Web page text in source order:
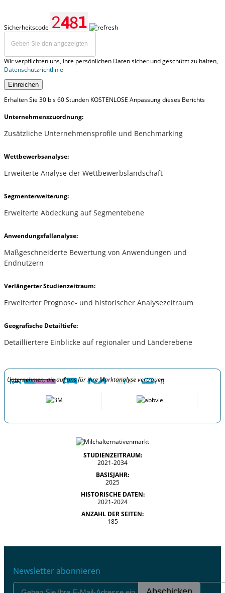
Sicherheitscode
Wir verpflichten uns, Ihre persönlichen Daten sicher und geschützt zu halten,
Datenschutzrichtlinie
Einreichen
Erhalten Sie 30 bis 60 Stunden KOSTENLOSE Anpassung dieses Berichts
Unternehmenszuordnung:
Zusätzliche Unternehmensprofile und Benchmarking
Wettbewerbsanalyse:
Erweiterte Analyse der Wettbewerbslandschaft
Segmenterweiterung:
Erweiterte Abdeckung auf Segmentebene
Anwendungsfallanalyse:
Maßgeschneiderte Bewertung von Anwendungen und
Endnutzern
Verlängerter Studienzeitraum:
Erweiterter Prognose- und historischer Analysezeitraum
Geografische Detailtiefe:
Detailliertere Einblicke auf regionaler und Länderebene
Unternehmen, die auf uns für ihre Marktanalyse vertrauen
STUDIENZEITRAUM:
2021-2034
BASISJAHR:
2025
HISTORISCHE DATEN:
2021-2024
ANZAHL DER SEITEN:
185
Newsletter abonnieren